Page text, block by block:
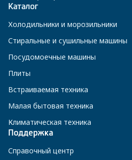
Каталог
Холодильники и морозильники
Стиральные и сушильные машины
Посудомоечные машины
Плиты
Встраиваемая техника
Малая бытовая техника
Климатическая техника
Поддержка
Справочный центр